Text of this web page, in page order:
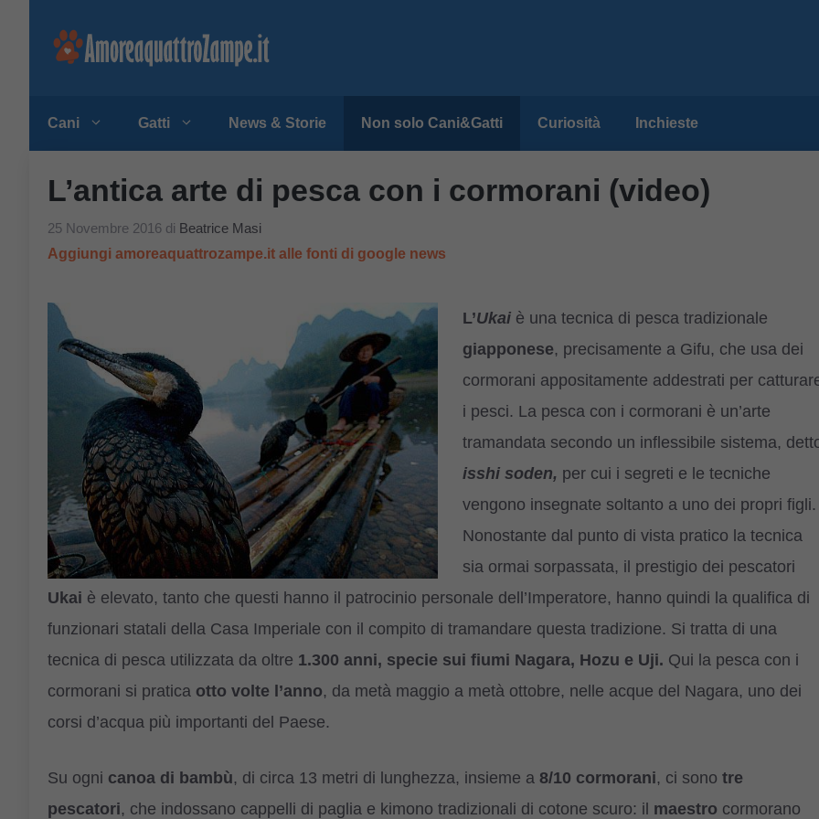
Cani Gatti News & Storie Non solo Cani&Gatti Curiosità Inchieste
L’antica arte di pesca con i cormorani (video)
25 Novembre 2016 di Beatrice Masi
Aggiungi amoreaquattrozampe.it alle fonti di google news
L’Ukai è una tecnica di pesca tradizionale
giapponese, precisamente a Gifu, che usa dei
cormorani appositamente addestrati per
i pesci. La pesca con i cormorani è un’arte
tramandata secondo un inflessibile sistema,
isshi soden, per cui i segreti e le tecniche
vengono insegnate soltanto a uno dei propri figli.
Nonostante dal punto di vista pratico la tecnica
sia ormai sorpassata, il prestigio dei pescatori
Ukai è elevato, tanto che questi hanno il patrocinio personale dell’Imperatore, hanno quindi la qualifica di
funzionari statali della Casa Imperiale con il compito di tramandare questa tradizione. Si tratta di una
tecnica di pesca utilizzata da oltre 1.300 anni, specie sui fiumi Nagara, Hozu e Uji. Qui la pesca con i
cormorani si pratica otto volte l’anno, da metà maggio a metà ottobre, nelle acque del Nagara, uno dei
corsi d’acqua più importanti del Paese.
Su ogni canoa di bambù, di circa 13 metri di lunghezza, insieme a 8/10 cormorani, ci sono tre
pescatori, che indossano cappelli di paglia e kimono tradizionali di cotone scuro: il maestro cormorano